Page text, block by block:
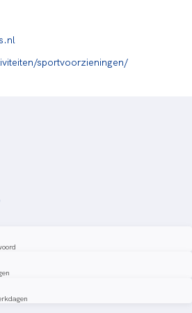
sportvoorzieningen/